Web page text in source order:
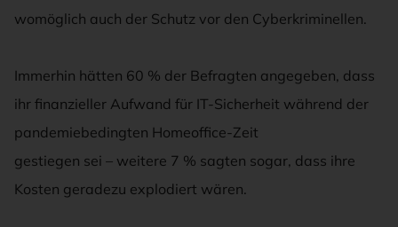
womöglich auch der Schutz vor den Cyberkriminellen.
Immerhin hätten 60 % der Befragten angegeben, dass
ihr finanzieller Aufwand für IT-Sicherheit während der
pandemiebedingten Homeoffice-Zeit
gestiegen sei – weitere 7 % sagten sogar, dass ihre
Kosten geradezu explodiert wären.